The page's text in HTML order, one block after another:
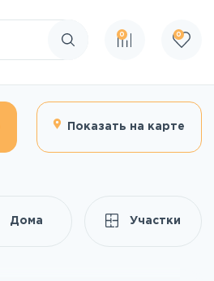
Поиск по сайту
0 0
Показать на карте
Дома Участки